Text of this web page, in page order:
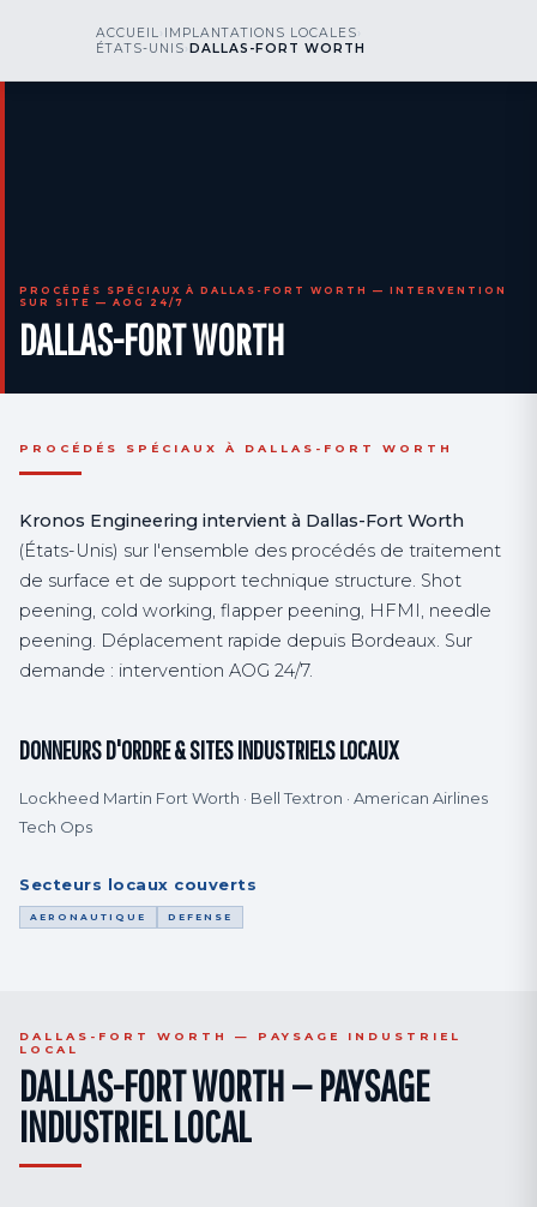
nos
engineering
NOUS APPELER AOG 24/7
PROCÉDÉS SPÉCIAUX À DALLAS-FORT WORTH — INTERVENTION
SUR SITE — AOG 24/7
DALLAS-FORT WORTH
ACCUEIL IMPLANTATIONS LOCALES
ÉTATS-UNIS DALLAS-FORT WORTH
PROCÉDÉS SPÉCIAUX À DALLAS-FORT WORTH
Kronos Engineering intervient à Dallas-Fort Worth
(États-Unis) sur l'ensemble des procédés de traitement
de surface et de support technique structure. Shot
peening, cold working, flapper peening, HFMI, needle
peening. Déplacement rapide depuis Bordeaux. Sur
demande : intervention AOG 24/7.
DONNEURS D'ORDRE & SITES INDUSTRIELS LOCAUX
Lockheed Martin Fort Worth · Bell Textron · American Airlines
Tech Ops
Secteurs locaux couverts
AERONAUTIQUE DEFENSE
DALLAS-FORT WORTH — PAYSAGE INDUSTRIEL
LOCAL
DALLAS-FORT WORTH — PAYSAGE
INDUSTRIEL LOCAL